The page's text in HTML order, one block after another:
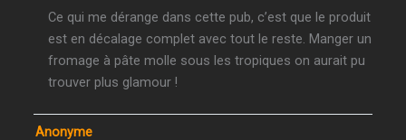
Ce qui me dérange dans cette pub, c’est que le produit
est en décalage complet avec tout le reste. Manger un
fromage à pâte molle sous les tropiques on aurait pu
trouver plus glamour !
Anonyme